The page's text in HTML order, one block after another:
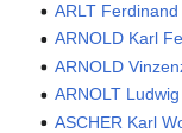
ARLT
ARNOLD Karl
ARNOLD
ARNOLT
ASCHER Karl